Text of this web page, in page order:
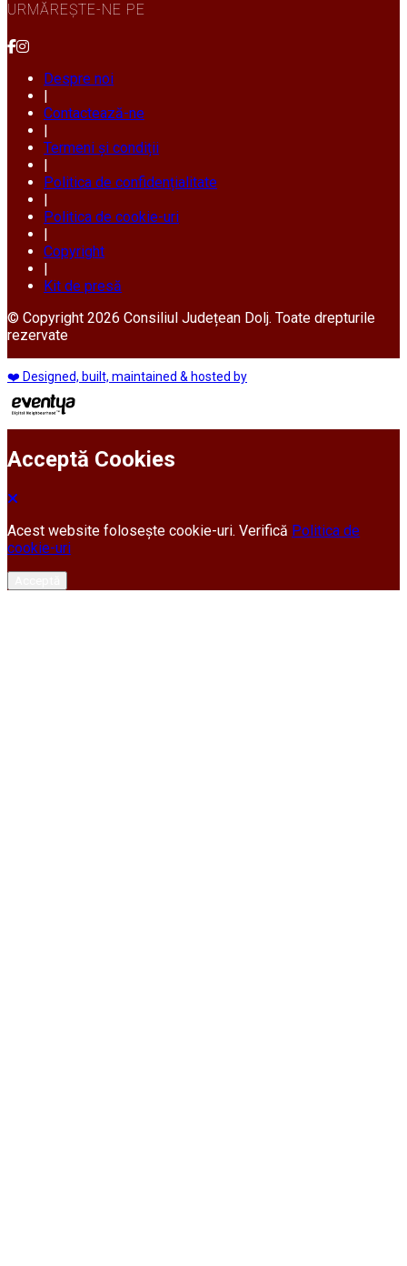
URMĂREȘTE-NE PE
Despre noi
|
Contactează-ne
|
Termeni și condiții
|
Politica de confidențialitate
|
Politica de cookie-uri
|
Copyright
|
Kit de presă
© Copyright 2026 Consiliul Județean Dolj. Toate drepturile
rezervate
❤️ Designed, built, maintained & hosted by
Acceptă Cookies
Acest website folosește cookie-uri. Verifică Politica de
cookie-uri